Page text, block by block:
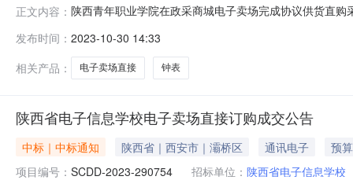
正文内容： 陕西青年职业学院在政采商城电子卖场完成协议供货直
购)二、采购结果成交供应商：陕西省公共资源交易服务
发布时间： 2023-10-30 14:33
相关产品：
电子卖场直接 钟表
陕西省电子信息学校电子卖场直接订购成交公告
中标｜中标通知 陕西省｜西安市｜灞桥区 通讯电子
预
项目编号： SCDD-2023-290754 招标单位： 陕西省电子信息学校